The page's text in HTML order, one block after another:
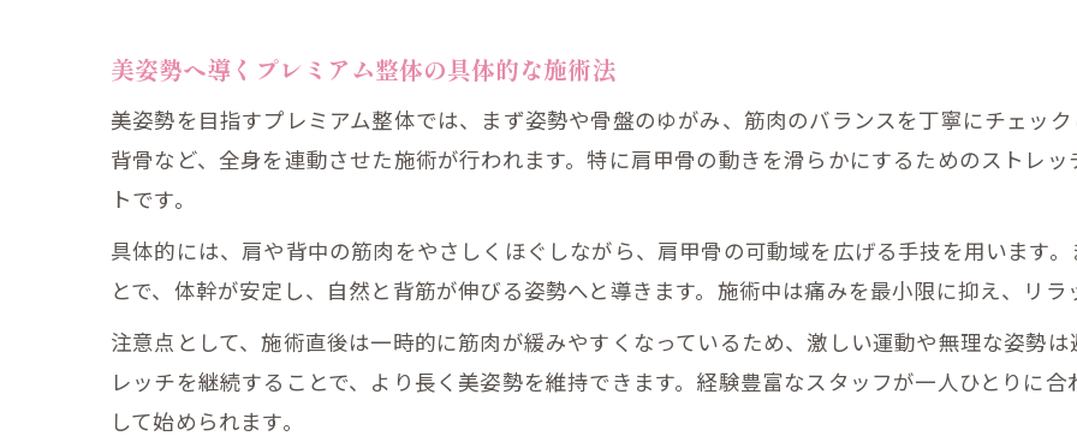
美姿勢へ導くプレミアム整体の具体的な施術法
美姿勢を目指すプレミアム整体では、まず姿勢や骨盤のゆがみ、筋肉のバランスを丁寧にチェッ
背骨など、全身を連動させた施術が行われます。特に肩甲骨の動きを滑らかにするためのストレ
トです。
具体的には、肩や背中の筋肉をやさしくほぐしながら、肩甲骨の可動域を広げる手技を用います
とで、体幹が安定し、自然と背筋が伸びる姿勢へと導きます。施術中は痛みを最小限に抑え、リ
注意点として、施術直後は一時的に筋肉が緩みやすくなっているため、激しい運動や無理な姿勢
レッチを継続することで、より長く美姿勢を維持できます。経験豊富なスタッフが一人ひとりに
して始められます。